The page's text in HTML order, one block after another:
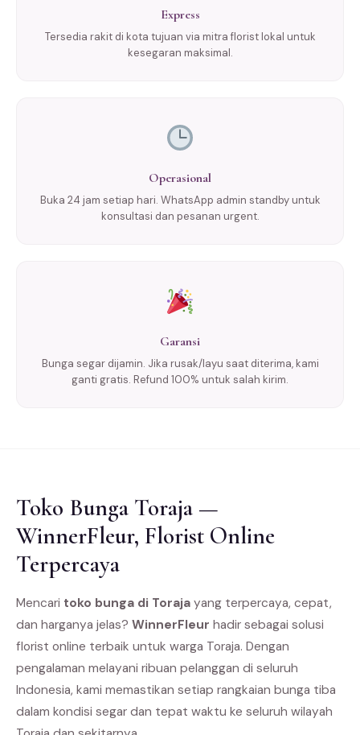
Express
Tersedia rakit di kota tujuan via mitra florist lokal untuk
kesegaran maksimal.
Operasional
Buka 24 jam setiap hari. WhatsApp admin standby untuk
konsultasi dan pesanan urgent.
Garansi
Bunga segar dijamin. Jika rusak/layu saat diterima, kami
ganti gratis. Refund 100% untuk salah kirim.
Toko Bunga Toraja —
WinnerFleur, Florist Online
Terpercaya
Mencari toko bunga di Toraja yang terpercaya, cepat,
dan harganya jelas? WinnerFleur hadir sebagai solusi
florist online terbaik untuk warga Toraja. Dengan
pengalaman melayani ribuan pelanggan di seluruh
Indonesia, kami memastikan setiap rangkaian bunga tiba
dalam kondisi segar dan tepat waktu ke seluruh wilayah